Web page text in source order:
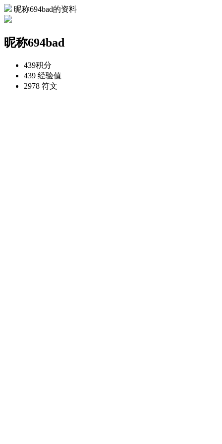
昵称694bad的资料
昵称694bad
439积分
439 经验值
2978 符文